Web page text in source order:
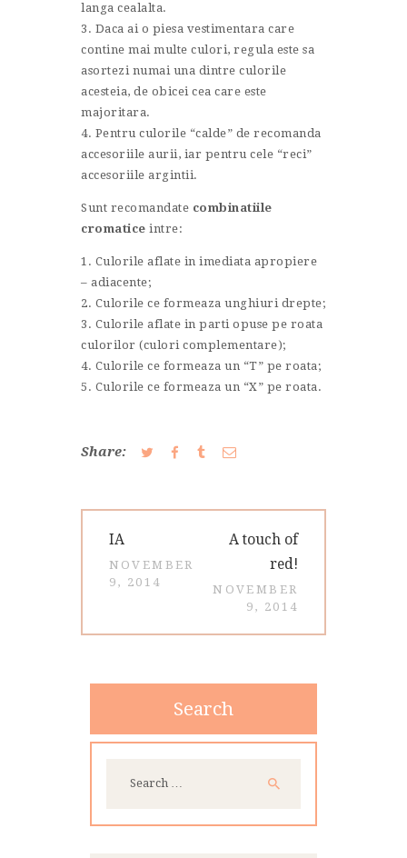
langa cealalta.
3. Daca ai o piesa vestimentara care
contine mai multe culori, regula este sa
asortezi numai una dintre culorile
acesteia, de obicei cea care este
majoritara.
4. Pentru culorile “calde” de recomanda
accesoriile aurii, iar pentru cele “reci”
accesoriile argintii.
Sunt recomandate combinatiile
cromatice intre:
1. Culorile aflate in imediata apropiere
– adiacente;
2. Culorile ce formeaza unghiuri drepte;
3. Culorile aflate in parti opuse pe roata
culorilor (culori complementare);
4. Culorile ce formeaza un “T” pe roata;
5. Culorile ce formeaza un “X” pe roata.
Share:
navigation
Previous
IA
NOVEMBER
9, 2014
Next
A touch of
red!
NOVEMBER
9, 2014
Search